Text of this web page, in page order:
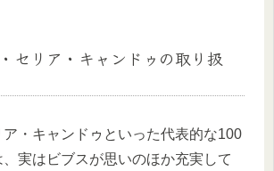
セリア・キャンドゥの取り扱
ア・キャンドゥといった代表的な100
実はビブスが思いのほか充実して